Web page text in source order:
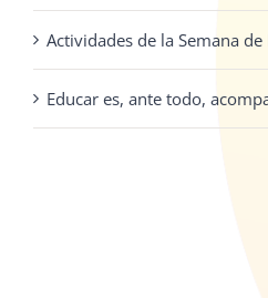
Actividades de la Semana de
Educar es, ante todo,